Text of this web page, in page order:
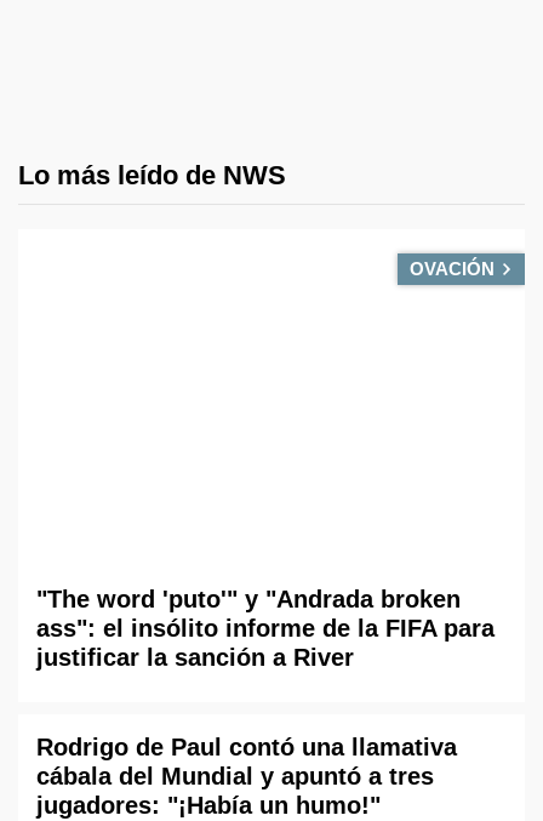
Lo más leído de NWS
OVACIÓN
"The word 'puto'" y "Andrada broken
ass": el insólito informe de la FIFA para
justificar la sanción a River
Rodrigo de Paul contó una llamativa
cábala del Mundial y apuntó a tres
jugadores: "¡Había un humo!"